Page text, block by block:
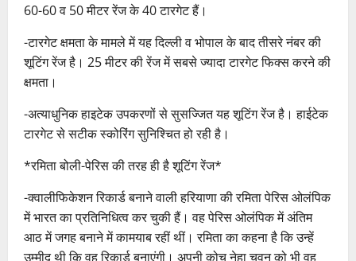
60-60 व 50 मीटर रेंज के 40 टारगेट हैं।
-टारगेट क्षमता के मामले में यह दिल्ली व भोपाल के बाद तीसरे नंबर की
शूटिंग रेंज है। 25 मीटर की रेंज में सबसे ज्यादा टारगेट फिक्स करने की
क्षमता।
-अत्याधुनिक हाइटेक उपकरणों से सुसज्जित यह शूटिंग रेंज है। हाईटेक
टारगेट से सटीक स्कोरिंग सुनिश्चित हो रही है।
*रमिता बोली-पेरिस की तरह ही है शूटिंग रेंज*
-क्वालीफिकेशन रिकार्ड बनाने वाली हरियाणा की रमिता पेरिस ओलंपिक
में भारत का प्रतिनिधित्व कर चुकी हैं। वह पेरिस ओलंपिक में अंतिम
आठ में जगह बनाने में कामयाब रहीं थीं। रमिता का कहना है कि उन्हें
उम्मीद थी कि वह रिकार्ड बनाएंगी। अपनी कोच नेहा चवन को भी वह